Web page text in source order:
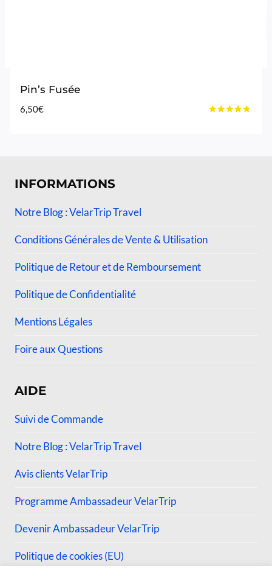
Pin’s Fusée
6,50€
INFORMATIONS
Notre Blog : VelarTrip Travel
Conditions Générales de Vente & Utilisation
Politique de Retour et de Remboursement
Politique de Confidentialité
Mentions Légales
Foire aux Questions
AIDE
Suivi de Commande
Notre Blog : VelarTrip Travel
Avis clients VelarTrip
Programme Ambassadeur VelarTrip
Devenir Ambassadeur VelarTrip
Politique de cookies (EU)